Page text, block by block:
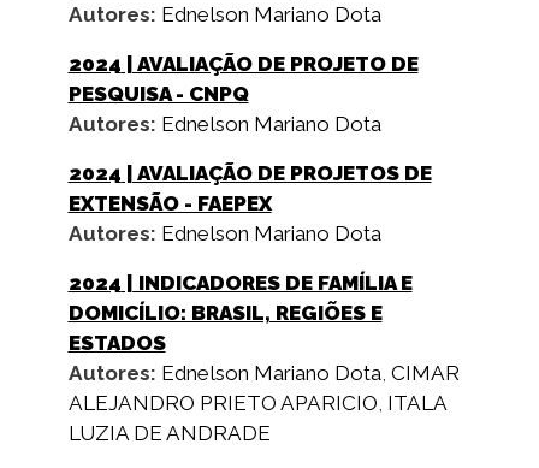
Autores: Ednelson Mariano Dota
2024 | AVALIAÇÃO DE PROJETO DE
PESQUISA - CNPQ
Autores: Ednelson Mariano Dota
2024 | AVALIAÇÃO DE PROJETOS DE
EXTENSÃO - FAEPEX
Autores: Ednelson Mariano Dota
2024 | INDICADORES DE FAMÍLIA E
DOMICÍLIO: BRASIL, REGIÕES E
ESTADOS
Autores: Ednelson Mariano Dota, CIMAR
ALEJANDRO PRIETO APARICIO ITALA
LUZIA DE ANDRADE